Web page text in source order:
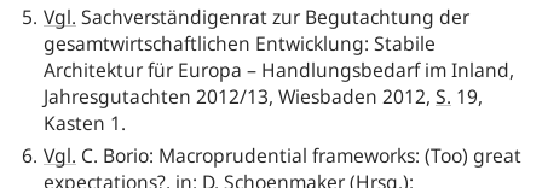
Vgl. Sachverständigenrat zur Begutachtung der
gesamtwirtschaftlichen Entwicklung: Stabile
Architektur für Europa – Handlungsbedarf im Inland,
Jahresgutachten 2012/13, Wiesbaden 2012, S. 19,
Kasten 1.
Vgl. C. Borio: Macroprudential frameworks: (Too) great
expectations?, in: D. Schoenmaker (Hrsg.):